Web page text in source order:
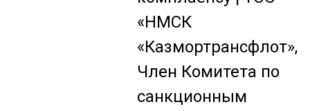
«НМСК
«Казмортрансфлот»,
Член Комитета по
санкционным